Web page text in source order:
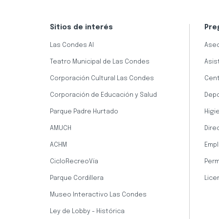
Sitios de interés
Las Condes AI
Teatro Municipal de Las Condes
Corporación Cultural Las Condes
Corporación de Educación y Salud
Parque Padre Hurtado
AMUCH
ACHM
CicloRecreoVía
Parque Cordillera
Museo Interactivo Las Condes
Ley de Lobby - Histórica